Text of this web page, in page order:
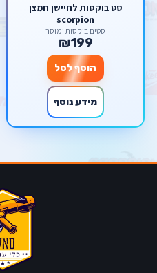
סט בוקסות לחיישן חמצן
scorpion
סטים בוקסות ומוסך
₪199
הוסף לסל
מידע נוסף